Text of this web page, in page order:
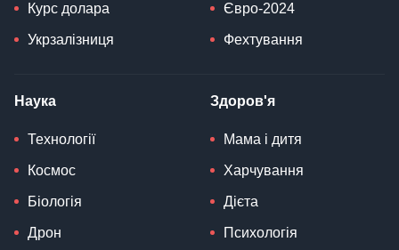
Курс долара
Укрзалізниця
Євро-2024
Фехтування
Наука
Технології
Космос
Біологія
Дрон
Здоров'я
Мама і дитя
Харчування
Дієта
Психологія